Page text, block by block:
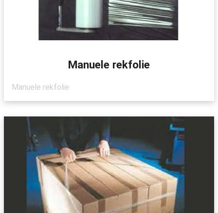
Manuele rekfolie
Manuele rekfolie